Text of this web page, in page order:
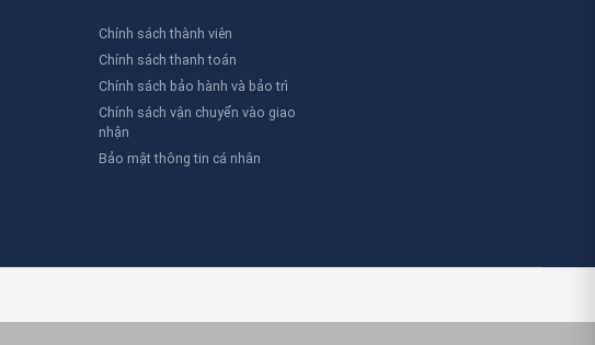
Chính sách thành viên
Chính sách thanh toán
Chính sách bảo hành và bảo trì
Chính sách vận chuyển vào giao
nhận
Bảo mật thông tin cá nhân